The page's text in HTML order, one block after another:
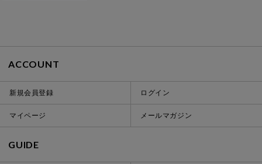
ACCOUNT
新規会員登録 ログイン
マイページ メールマガジン
GUIDE